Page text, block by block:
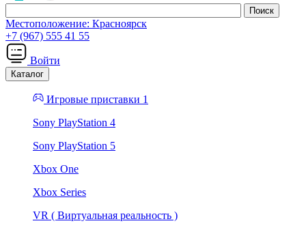
Местоположение: Красноярск
+7 (967) 555 41 55
Войти
Каталог
Игровые приставки 1
Sony PlayStation 4
Sony PlayStation 5
Xbox One
Xbox Series
VR ( Виртуальная реальность )